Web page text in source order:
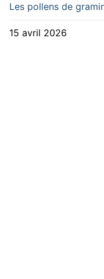
Les pollens de
15 avril 2026